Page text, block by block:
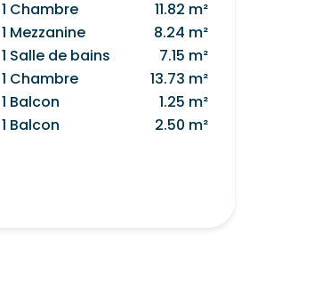
1 Chambre
11.82 m²
1 Mezzanine
8.24 m²
1 Salle de bains
7.15 m²
1 Chambre
13.73 m²
1 Balcon
1.25 m²
1 Balcon
2.50 m²